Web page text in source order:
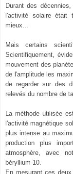
Durant des
l'activité solaire était
mieux...
Mais certains
Scientifiquement,
mouvement des
de l'amplitude les
de regarder sur des
relevés du nombre de
La méthode utilisée
l'activité magnétique
plus intense au
production plus
atmosphère, avec
béryllium-10.
En mesurant ces